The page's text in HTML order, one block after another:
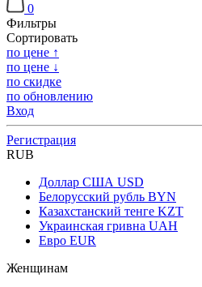
0
Фильтры
Сортировать
по цене ↑
по цене ↓
по скидке
по обновлению
Вход
Регистрация
RUB
Доллар США USD
Белорусский рубль BYN
Казахстанский тенге KZT
Украинская гривна UAH
Евро EUR
Женщинам